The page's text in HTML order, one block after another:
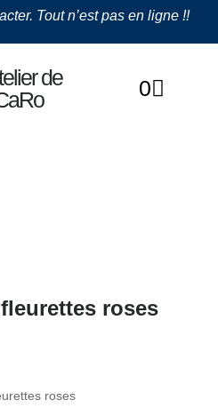
Tout n’est pas en ligne !!
de
0
roses
roses